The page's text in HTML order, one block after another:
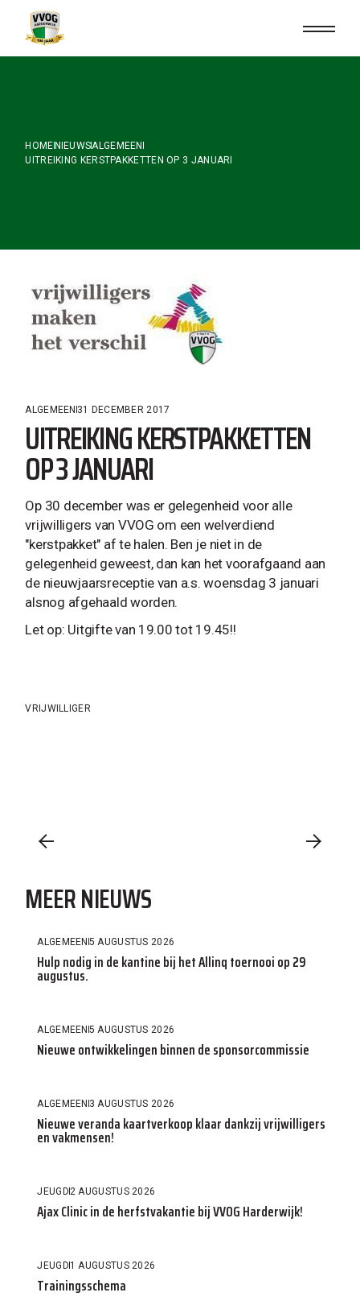
content
HOME NIEUWSALGEMEEN
UITREIKING KERSTPAKKETTEN OP 3 JANUARI
ALGEMEEN 31 DECEMBER 2017
UITREIKING KERSTPAKKETTEN
OP 3 JANUARI
Op 30 december was er gelegenheid voor alle
vrijwilligers van VVOG om een welverdiend
"kerstpakket" af te halen. Ben je niet in de
gelegenheid geweest, dan kan het voorafgaand aan
de nieuwjaarsreceptie van a.s. woensdag 3 januari
alsnog afgehaald worden.
Let op: Uitgifte van 19.00 tot 19.45!!
VRIJWILLIGER
MEER NIEUWS
ALGEMEEN5 AUGUSTUS 2026
Hulp nodig in de kantine bij het Allinq toernooi op 29
augustus.
ALGEMEEN5 AUGUSTUS 2026
Nieuwe ontwikkelingen binnen de sponsorcommissie
ALGEMEEN3 AUGUSTUS 2026
Nieuwe veranda kaartverkoop klaar dankzij vrijwilligers
en vakmensen!
JEUGD2 AUGUSTUS 2026
Ajax Clinic in de herfstvakantie bij VVOG Harderwijk!
JEUGD1 AUGUSTUS 2026
Trainingsschema